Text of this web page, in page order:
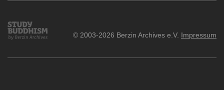
Study
Buddhism
© 2003-2026 Berzin Archives e.V. Impressum